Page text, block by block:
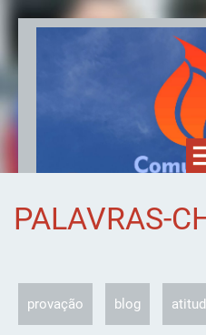
PALAVRAS-
provação blog